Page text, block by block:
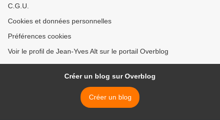
C.G.U.
Cookies et données personnelles
Préférences cookies
Voir le profil de Jean-Yves Alt sur le portail Overblog
Créer un blog sur Overblog
Créer un blog